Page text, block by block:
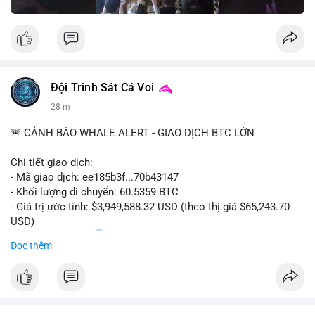
Đội Trinh Sát Cá Voi
28 m
🚨 CẢNH BÁO WHALE ALERT - GIAO DỊCH BTC LỚN
Chi tiết giao dịch:
- Mã giao dịch: ee185b3f...70b43147
- Khối lượng di chuyển: 60.5359 BTC
- Giá trị ước tính: $3,949,588.32 USD (theo thị giá $65,243.70
USD)
- Thời gian: 15:20
Nhận định phân tích:
Khối lượng 60.5 BTC trị giá gần 4 triệu USD được di chuyển
Đọc thêm